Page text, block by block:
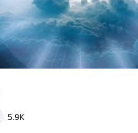
5.9K